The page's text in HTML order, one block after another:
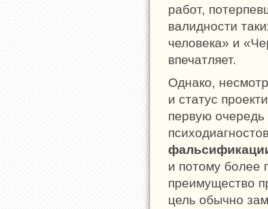
работ,
валидности
человека» и
впечатляет.
Однако,
и статус
первую очередь
и потому более
преимущество
цель обычно